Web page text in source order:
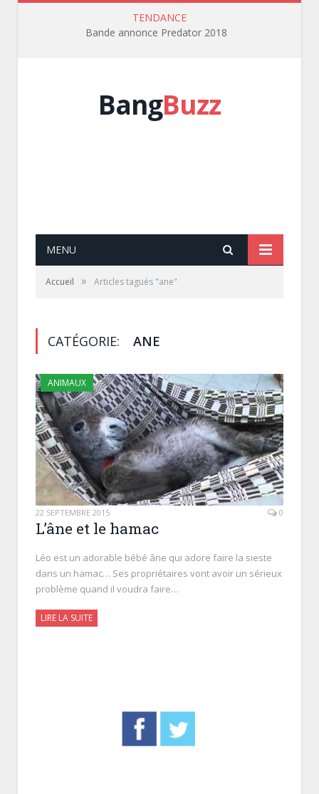
TENDANCE
Bande annonce Predator 2018
BangBuzz
MENU
Accueil » Articles tagués "ane"
CATÉGORIE: ANE
ANIMAUX
22 SEPTEMBRE 2015 0
L’âne et le hamac
Léo est un adorable bébé âne qui adore faire la sieste
dans un hamac… Ses propriétaires vont avoir un sérieux
problème quand il voudra faire…
LIRE LA SUITE